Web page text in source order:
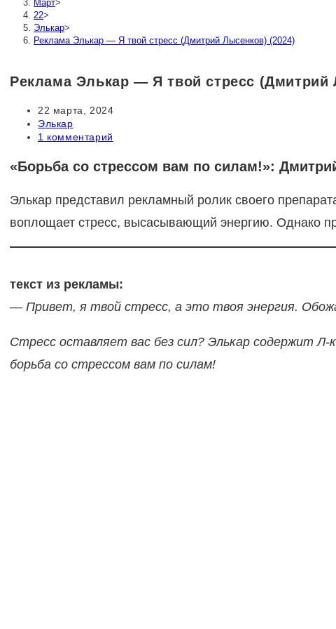
Март>
22>
Элькар>
Реклама Элькар — Я твой стресс (Дмитрий Лысенков) (2024)
Реклама Элькар — Я твой стресс (Дмитрий
Запись
опубликована:
22 марта, 2024
Рубрика
записи:
Элькар
Комментарии
записи:
1 комментарий
«Борьба со стрессом вам по силам!»:
Элькар представил рекламный ролик своего
воплощает стресс, высасывающий энергию. Однако
текст из рекламы:
— Привет, я твой стресс, а это твоя энергия.
Стресс оставляет вас без сил? Элькар содержит
борьба со стрессом вам по силам!